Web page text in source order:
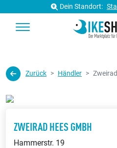
Dein Standort:
Zurück Händler
ZWEIRAD HEES GMBH
Hammerstr. 19